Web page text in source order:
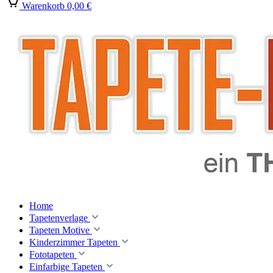
Warenkorb 0,00 €
Home
Tapetenverlage
Tapeten Motive
Kinderzimmer Tapeten
Fototapeten
Einfarbige Tapeten